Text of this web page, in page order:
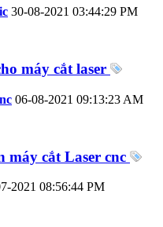
30-08-2021 03:44:29 PM
máy cắt laser
06-08-2021 09:13:23 AM
máy cắt Laser cnc
2021 08:56:44 PM